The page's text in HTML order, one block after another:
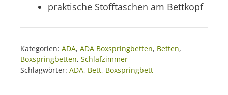
praktische Stofftaschen am Bettkopf
Kategorien: ADA, ADA Boxspringbetten, Betten,
Boxspringbetten, Schlafzimmer
Schlagwörter: ADA, Bett, Boxspringbett